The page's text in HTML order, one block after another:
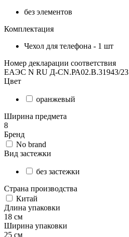
без элементов
Комплектация
Чехол для телефона - 1 шт
Номер декларации соответствия
ЕАЭС N RU Д-CN.РА02.В.31943/23
Цвет
оранжевый
Ширина предмета
8
Бренд
No brand
Вид застежки
без застежки
Страна производства
Китай
Длина упаковки
18 см
Ширина упаковки
25 см